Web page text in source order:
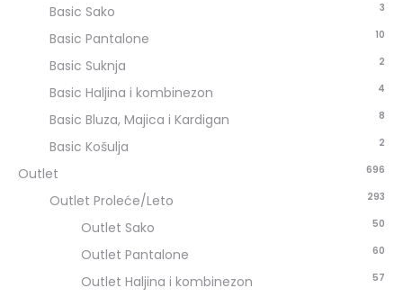
Basic Sako 3
Basic Pantalone 10
Basic Suknja 2
Basic Haljina i kombinezon 4
Basic Bluza, Majica i Kardigan 8
Basic Košulja 2
Outlet 696
Outlet Proleće/Leto 293
Outlet Sako 50
Outlet Pantalone 60
Outlet Haljina i kombinezon 57